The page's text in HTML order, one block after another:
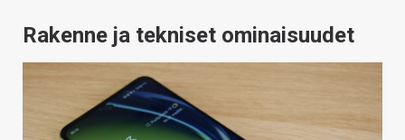
Rakenne ja tekniset ominaisuudet